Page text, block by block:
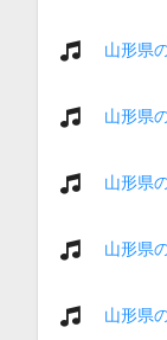
山形県
山形県
山形県
山形県
山形県